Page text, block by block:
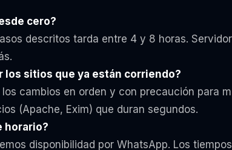
cero?
descritos tarda entre 4 y 8 horas.
sitios que ya están corriendo?
cambios en orden y con precaución para
(Apache, Exim) que duran segundos.
horario?
disponibilidad por WhatsApp. Los